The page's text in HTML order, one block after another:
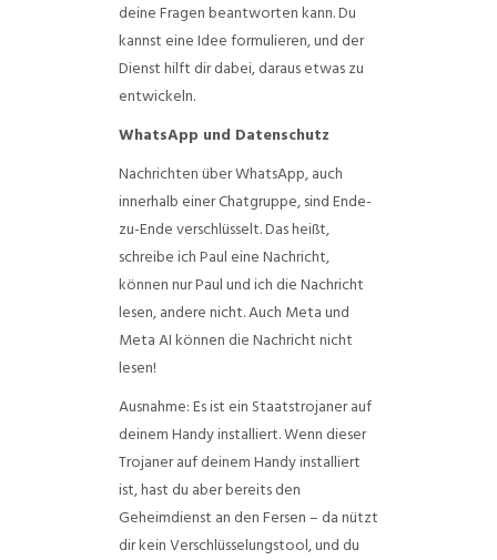
deine Fragen beantworten kann. Du
kannst eine Idee formulieren, und der
Dienst hilft dir dabei, daraus etwas zu
entwickeln.
WhatsApp und Datenschutz
Nachrichten über WhatsApp, auch
innerhalb einer Chatgruppe, sind Ende-
zu-Ende verschlüsselt. Das heißt,
schreibe ich Paul eine Nachricht,
können nur Paul und ich die Nachricht
lesen, andere nicht. Auch Meta und
Meta AI können die Nachricht nicht
lesen!
Ausnahme: Es ist ein Staatstrojaner auf
deinem Handy installiert. Wenn dieser
Trojaner auf deinem Handy installiert
ist, hast du aber bereits den
Geheimdienst an den Fersen – da nützt
dir kein Verschlüsselungstool, und du